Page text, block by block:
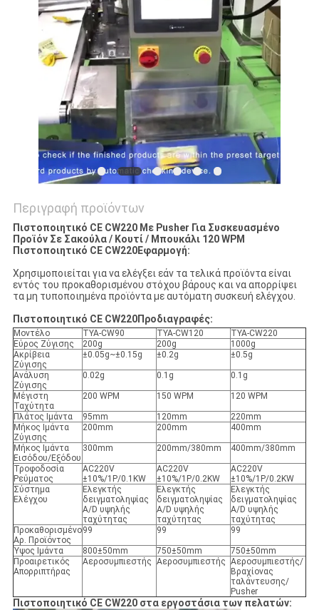
ΠΟΛΙΤΙΚΉ
ΑΠΟΡΡΉΤΟΥ
Περιγραφή προϊόντων
Πιστοποιητικό CE CW220 Με Pusher Για Συσκευασμένο
Προϊόν Σε Σακούλα / Κουτί / Μπουκάλι 120 WPM
Πιστοποιητικό CE CW220Εφαρμογή:
Χρησιμοποιείται για να ελέγξει εάν τα τελικά προϊόντα είναι
εντός του προκαθορισμένου στόχου βάρους και να απορρίψει
τα μη τυποποιημένα προϊόντα με αυτόματη συσκευή ελέγχου.
Πιστοποιητικό CE CW220Προδιαγραφές:
Μοντέλο TYA-CW90 TYA-CW120
TYA-CW220
Εύρος Ζύγισης
200g 200g
1000g
Ακρίβεια
Ζύγισης
±0.05g~±0.15g ±0.2g ±0.5g
Ανάλυση
Ζύγισης
0.02g 0.1g 0.1g
Μέγιστη
Ταχύτητα
200 WPM 150 WPM 120 WPM
Πλάτος Ιμάντα 95mm 120mm
220mm
Μήκος Ιμάντα
Ζύγισης
200mm 200mm 400mm
Μήκος Ιμάντα
Εισόδου/Εξόδου
300mm 200mm/380mm 400mm/380mm
Τροφοδοσία
Ρεύματος
AC220V
±10%/1P/0.1KW
AC220V
±10%/1P/0.2KW
AC220V
±10%/1P/0.2KW
Σύστημα
Ελέγχου
Ελεγκτής
δειγματοληψίας
A/D υψηλής
ταχύτητας
Ελεγκτής
δειγματοληψίας
A/D υψηλής
ταχύτητας
Ελεγκτής
δειγματοληψίας
A/D υψηλής
ταχύτητας
Προκαθορισμένο
Αρ. Προϊόντος
99 99 99
Ύψος Ιμάντα 800±50mm 750±50mm
750±50mm
Προαιρετικός
Απορριπτήρας
Αεροσυμπιεστής Αεροσυμπιεστής Αεροσυμπιεστής/
Βραχίονας
ταλάντευσης/
Pusher
Πιστοποιητικό CE CW220 στα εργοστάσια των πελατών: